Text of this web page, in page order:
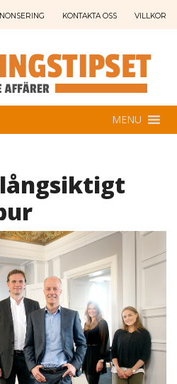
KONTAKTA OSS VILLKOR
MENU